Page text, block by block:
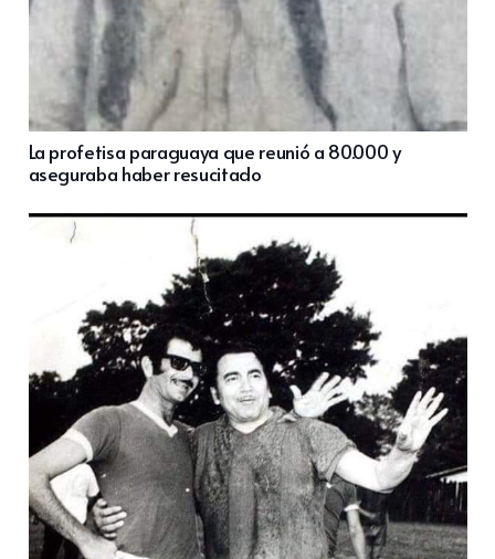
La profetisa paraguaya que reunió a 80.000 y
aseguraba haber resucitado